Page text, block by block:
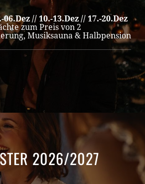
// 10.-13.Dez // 17.-20.Dez
zum Preis von 2
Musiksauna & Halbpension
2026/2027